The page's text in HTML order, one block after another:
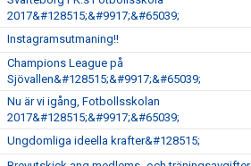
2017&#128515;&#9917;&#65039;
Instagramsutmaning!!
Champions League på
Sjövallen&#128515;&#9917;&#65039;
Nu är vi igång, Fotbollsskolan
2017&#128515;&#9917;&#65039;
Ungdomliga ideella krafter&#128515;